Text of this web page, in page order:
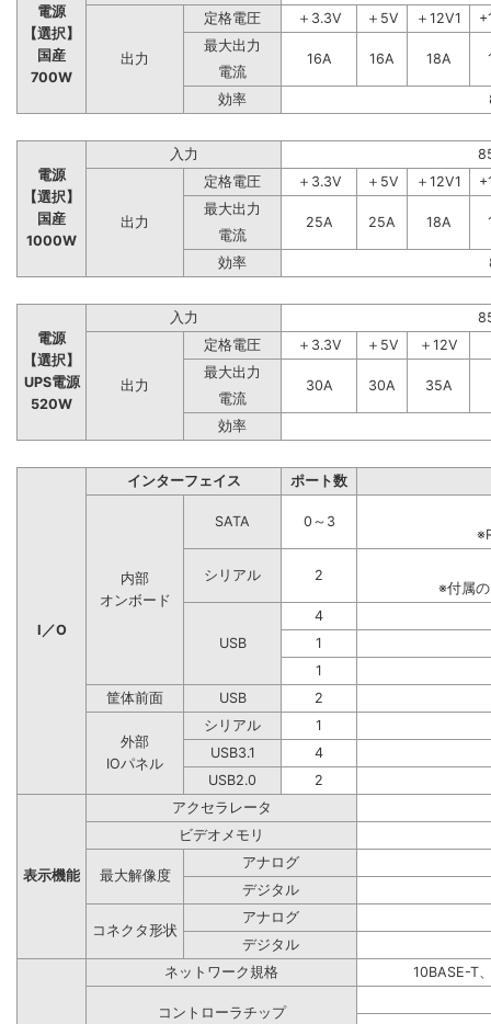
電源
【選択】
国産
700W
出力
定格電圧 ＋3.3V ＋5V ＋12V1
最大出力
16A
16A 18A
電流
効率
電源
【選択】
国産
1000W
入力
出力
定格電圧 ＋3.3V ＋5V ＋12V1
最大出力
25A
25A 18A
電流
効率
電源
【選択】
UPS電源
520W
入力
出力
定格電圧 ＋3.3V ＋5V
＋12V
最大出力
30A
30A
35A
電流
効率
I／O
インターフェイス ポート数
内部
オンボード
SATA
0～3
シリアル
2
※付属
USB
4
1
1
筐体前面
USB 2
外部
IOパネル
シリアル
1
USB3.1
4
USB2.0
2
表示機能
アクセラレータ
ビデオメモリ
最大解像度
アナログ
デジタル
コネクタ形状
アナログ
デジタル
ネットワーク規格 10BASE-T
コントローラチップ